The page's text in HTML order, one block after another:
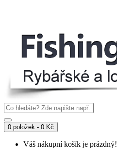
0 položek - 0 Kč
Váš nákupní košík je prázdný!